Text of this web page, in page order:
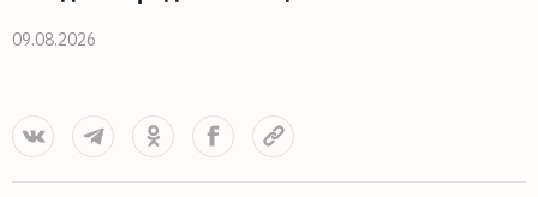
09.08.2026